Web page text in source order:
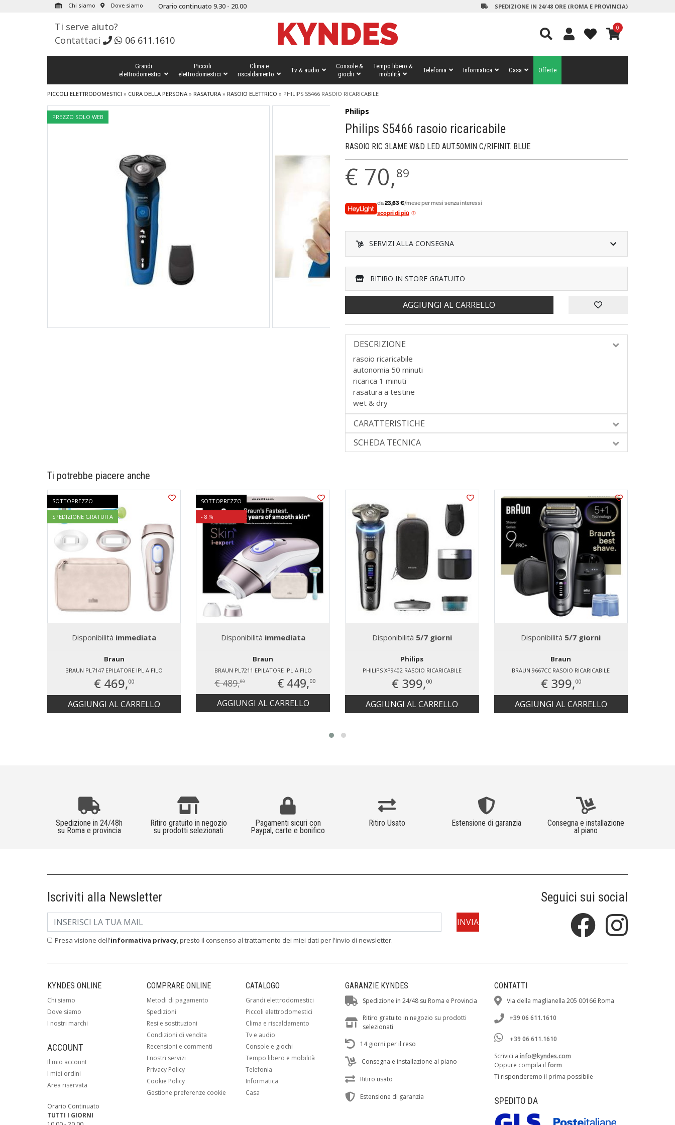
Chi siamo Dove siamo Orario continuato 9.30 - 20.00 SPEDIZIONE IN 24/48 ORE (ROMA E PROVINCIA)
Ti serve aiuto?
Contattaci
06 611.1610
0
Grandi
elettrodomestici
Piccoli
elettrodomestici
Clima e
riscaldamento
Tv & audio
Console &
giochi
Tempo libero &
mobilità
Telefonia Informatica Casa Offerte
PICCOLI ELETTRODOMESTICI » CURA DELLA PERSONA» RASATURA» RASOIO ELETTRICO » PHILIPS S5466 RASOIO RICARICABILE
PREZZO SOLO WEB
Philips
Philips S5466 rasoio ricaricabile
RASOIO RIC 3LAME W&D LED AUT.50MIN C/RIFINIT. BLUE
€ 70,89
da23,63 €/mese per mesi senza interessi
scopri di più
SERVIZI ALLA CONSEGNA
RITIRO IN STORE GRATUITO
AGGIUNGI AL CARRELLO
DESCRIZIONE
rasoio ricaricabile
autonomia 50 minuti
ricarica 1 minuti
rasatura a testine
wet & dry
CARATTERISTICHE
SCHEDA TECNICA
Ti potrebbe piacere anche
SOTTOPREZZO
SPEDIZIONE GRATUITA
Disponibilità immediata
Braun
BRAUN PL7147 EPILATORE IPL A FILO
€ 469,00
AGGIUNGI AL CARRELLO
SOTTOPREZZO
- 8 %
Disponibilità immediata
Braun
BRAUN PL7211 EPILATORE IPL A FILO
€ 489,00 € 449,00
AGGIUNGI AL CARRELLO
Disponibilità 5/7 giorni
Philips
PHILIPS XP9402 RASOIO RICARICABILE
€ 399,00
AGGIUNGI AL CARRELLO
Disponibilità 5/7 giorni
Braun
BRAUN 9667CC RASOIO RICARICABILE
€ 399,00
AGGIUNGI AL CARRELLO
Spedizione in 24/48h
su Roma e provincia
Ritiro gratuito in negozio
su prodotti selezionati
Pagamenti sicuri con
Paypal, carte e bonifico
Ritiro Usato Estensione di garanzia Consegna e installazione
al piano
Iscriviti alla Newsletter
Presa visione dell'informativa privacy, presto il consenso al trattamento dei miei dati per l'invio di newsletter.
Seguici sui social
KYNDES ONLINE
Chi siamo
Dove siamo
I nostri marchi
ACCOUNT
Il mio account
I miei ordini
Area riservata
Orario Continuato
TUTTI I GIORNI
COMPRARE ONLINE
Metodi di pagamento
Spedizioni
Resi e sostituzioni
Condizioni di vendita
Recensioni e commenti
I nostri servizi
Privacy Policy
Cookie Policy
Gestione preferenze cookie
CATALOGO
Grandi elettrodomestici
Piccoli elettrodomestici
Clima e riscaldamento
Tv e audio
Console e giochi
Tempo libero e mobilità
Telefonia
Informatica
Casa
GARANZIE KYNDES
Spedizione in 24/48 su Roma e Provincia
Ritiro gratuito in negozio su prodotti
selezionati
14 giorni per il reso
Consegna e installazione al piano
Ritiro usato
Estensione di garanzia
CONTATTI
Via della maglianella 205 00166 Roma
+39 06 611.1610
+39 06 611.1610
Scrivici a info@kyndes.com
Oppure compila il form
Ti risponderemo il prima possibile
SPEDITO DA